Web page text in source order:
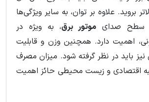
بروید. علاوه بر توان، به سایر ویژگی‌ها
سطح صدای موتور برق، به ویژه در
اهمیت دارد. همچنین وزن و قابلیت
باید در نظر گرفته شود. میزان مصرف
اقتصادی و زیست محیطی حائز اهمیت